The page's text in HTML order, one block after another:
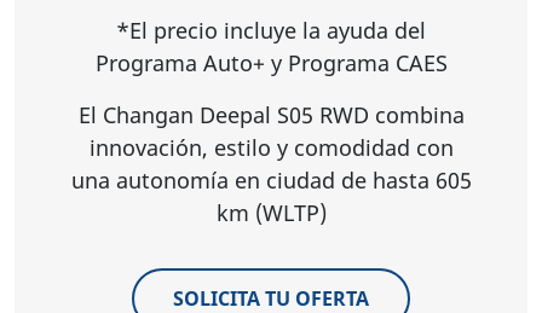
*El precio incluye la ayuda del
Programa Auto+ y Programa CAES
El Changan Deepal S05 RWD combina
innovación, estilo y comodidad con
una autonomía en ciudad de hasta 605
km (WLTP)
SOLICITA TU OFERTA